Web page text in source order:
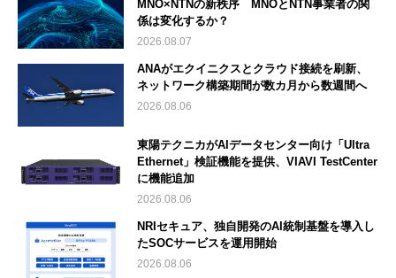
MNO×NTNの新秩序 MNOとNTN事業者の関
係は変化するか？
2026.08.07
ANAがエクイニクスとクラウド接続を刷新、
ネットワーク構築期間が数カ月から数週間へ
2026.08.06
東陽テクニカがAIデータセンター向け「Ultra
Ethernet」検証機能を提供、VIAVI TestCenter
に機能追加
2026.08.06
NRIセキュア、独自開発のAI統制基盤を導入し
たSOCサービスを運用開始
2026.08.06